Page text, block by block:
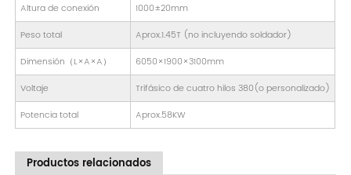
Altura de conexión
1000±20mm
Peso total
Aprox.1.45T (no incluyendo soldador)
Dimensión（L×A×A）
6050×1900×3100mm
Voltaje
Trifásico de cuatro hilos 380(o personalizado)
Potencia total
Aprox.58KW
Productos relacionados